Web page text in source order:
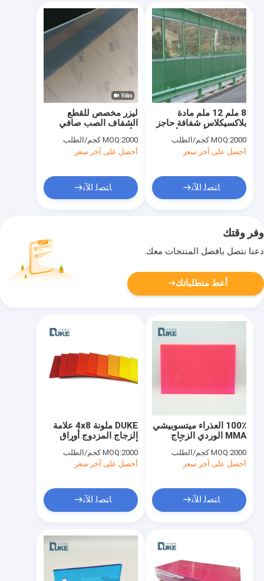
ليزر مخصص للقطع
الشفاف الصب صافي
3mm 4mm
MOQ:2000 كجم/الطلب
أحصل على آخر سعر
ﺎﺘﺼﻟ ﺍﻶﻧ
8 ملم 12 ملم مادة
بلاكسيكلاس شفافة حاجز
MOQ:2000 كجم/الطلب
أحصل على آخر سعر
ﺎﺘﺼﻟ ﺍﻶﻧ
وفر وقتك
دعنا نتصل بأفضل المنتجات معك.
أعط متطلباتك
DUKE ملونة 4x8 علامة
الزجاج المزدوج أوراق
فوق البنفسجية
MOQ:2000 كجم/الطلب
أحصل على آخر سعر
ﺎﺘﺼﻟ ﺍﻶﻧ
100٪ العذراء ميتسوبيشي
MMA الوردي الزجاج
ورقة 1.2g/Cm3MOQ:2000 كجم/الطلب
أحصل على آخر سعر
ﺎﺘﺼﻟ ﺍﻶﻧ